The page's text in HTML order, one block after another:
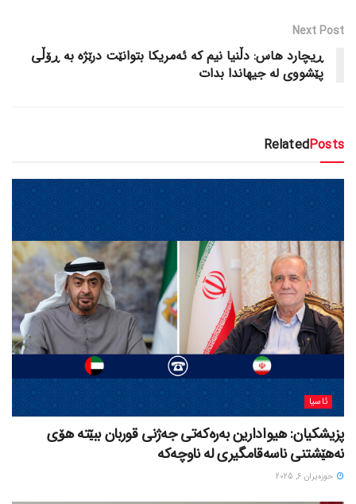
Next Post
ڕیچارد هاس: دڵنیا نیم کە ئەمریکا بتوانێت درێژە بە ڕۆڵی
پێشووی لە جیهاندا بدات
RelatedPosts
ئاسیا
پزیشکیان: هیوادارین بەرەکەتی جەژنی قوربان ببێتە هۆی
نەهێشتنی ناسەقامگیری لە ناوچەکە
حوزه‌یران 6, 2025